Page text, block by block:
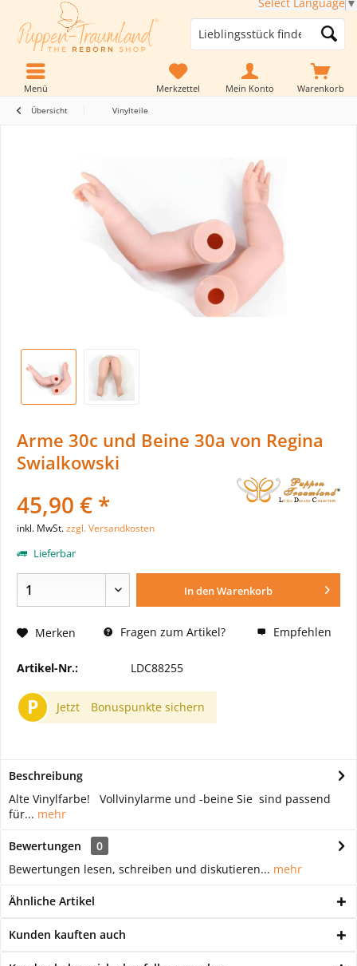
Warenkorb
Merkzettel Mein Konto
Menü
Übersicht Vinylteile
Arme 30c und Beine 30a von Regina
Swialkowski
45,90 € *
inkl. MwSt.zzgl. Versandkosten
Lieferbar
In denWarenkorb
Merken Fragen zum Artikel? Empfehlen
Artikel-Nr.: LDC88255
P Jetzt Bonuspunkte sichern
Beschreibung
Alte Vinylfarbe! Vollvinylarme und -beine Sie sind passend
für... mehr
Bewertungen
0
Bewertungen lesen, schreiben und diskutieren... mehr
Ähnliche Artikel
Kunden kauften auch